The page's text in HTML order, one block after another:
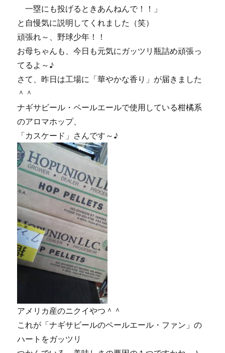
一塁にも投げるときあんねんで！！」
と自慢気に説明してくれました（笑）
頑張れ～、野球少年！！
お母ちゃんも、今日も元気にガッツリ瓶詰め頑張っ
てるよ～♪
さて、昨日は工場に「華やかな香り」が届きました
＾＾
ナギサビール・ペールエールで使用している柑橘系
のアロマホップ、
「カスケード」さんです～♪
アメリカ産のニクイやつ＾＾
これが「ナギサビールのペールエール・ファン」の
ハートをガッツリ